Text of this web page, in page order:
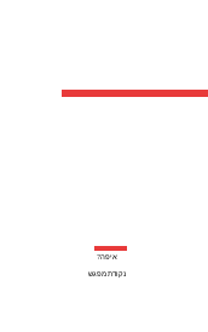
איפה?
נקודת מפגש